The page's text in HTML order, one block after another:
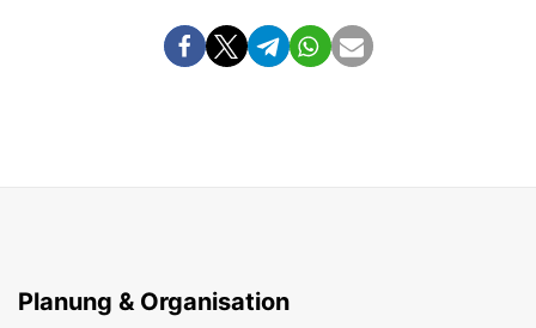
Planung & Organisation